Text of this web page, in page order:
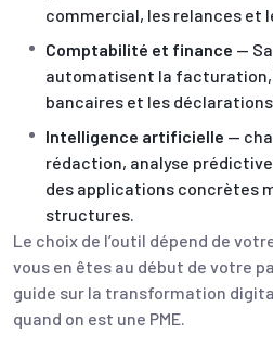
commercial, les relances et
Comptabilité et finance —
automatisent la
bancaires et les
Intelligence artificielle —
rédaction, analyse prédictive
des applications concrètes
structures.
Le choix de l’outil dépend de
vous en êtes au début de votre
guide sur la transformation
quand on est une PME.